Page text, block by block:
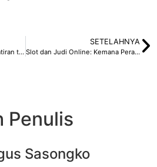
Laporan Kejahatan: Kekhawatiran terhadap Pengayoman Kepolisian
SETELAHNYA
Slot dan Judi Online: Kemana Peran Kominfo?
Penulis
Sasongko